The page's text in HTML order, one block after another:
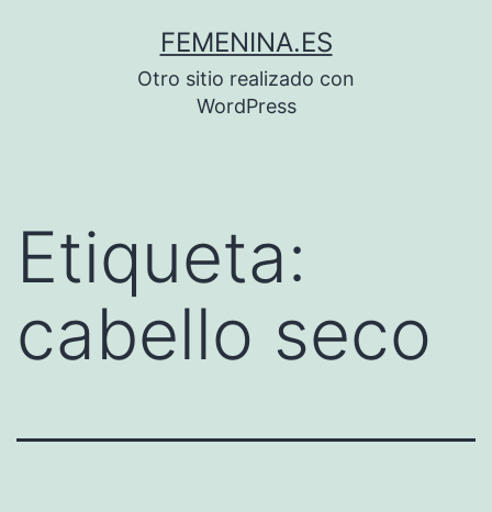
FEMENINA.ES
Otro sitio realizado con
WordPress
Etiqueta:
cabello seco